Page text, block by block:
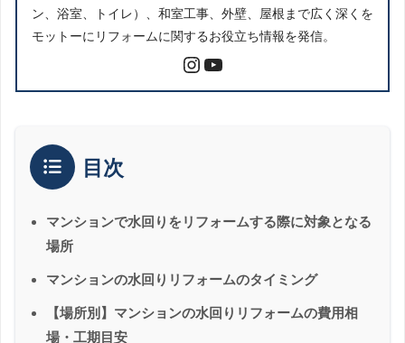
ン、浴室、トイレ）、和室工事、外壁、屋根まで広く深くを
モットーにリフォームに関するお役立ち情報を発信。
目次
マンションで水回りをリフォームする際に対象となる
場所
マンションの水回りリフォームのタイミング
【場所別】マンションの水回りリフォームの費用相
場・工期目安